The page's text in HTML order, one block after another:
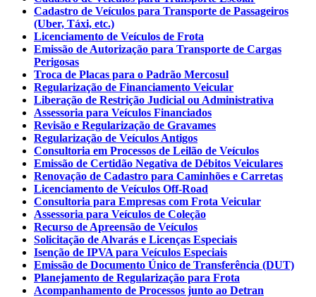
Cadastro de Veículos para Transporte de Passageiros
(Uber, Táxi, etc.)
Licenciamento de Veículos de Frota
Emissão de Autorização para Transporte de Cargas
Perigosas
Troca de Placas para o Padrão Mercosul
Regularização de Financiamento Veicular
Liberação de Restrição Judicial ou Administrativa
Assessoria para Veículos Financiados
Revisão e Regularização de Gravames
Regularização de Veículos Antigos
Consultoria em Processos de Leilão de Veículos
Emissão de Certidão Negativa de Débitos Veiculares
Renovação de Cadastro para Caminhões e Carretas
Licenciamento de Veículos Off-Road
Consultoria para Empresas com Frota Veicular
Assessoria para Veículos de Coleção
Recurso de Apreensão de Veículos
Solicitação de Alvarás e Licenças Especiais
Isenção de IPVA para Veículos Especiais
Emissão de Documento Único de Transferência (DUT)
Planejamento de Regularização para Frota
Acompanhamento de Processos junto ao Detran